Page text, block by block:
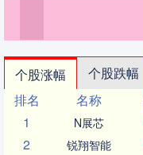
个股涨幅 个股跌幅
排名
名称
1
N展芯
2 锐翔智能